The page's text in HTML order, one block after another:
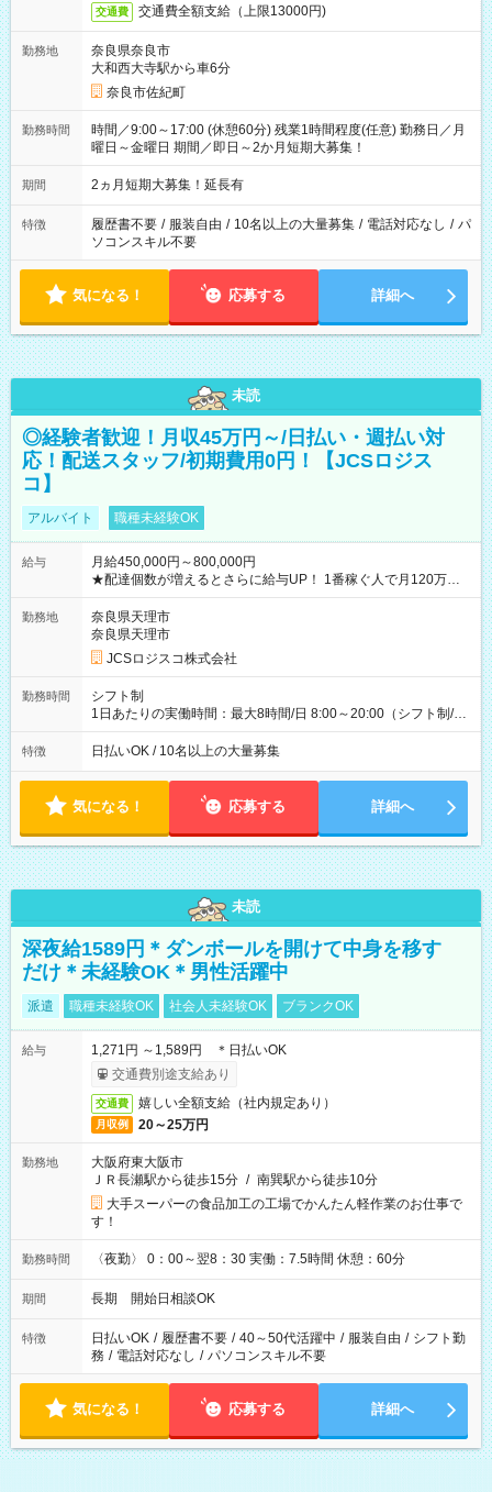
交通費 交通費全額支給（上限13000円)
勤務地
奈良県奈良市
大和西大寺駅から車6分
奈良市佐紀町
勤務時間
時間／9:00～17:00 (休憩60分) 残業1時間程度(任意) 勤務日／月
曜日～金曜日 期間／即日～2か月短期大募集！
期間 2ヵ月短期大募集！延長有
特徴 履歴書不要 / 服装自由 / 10名以上の大量募集 / 電話対応なし / パ
ソコンスキル不要
気になる！ 応募する 詳細へ
未読
◎経験者歓迎！月収45万円～/日払い・週払い対
応！配送スタッフ/初期費用0円！【JCSロジス
コ】
アルバイト 職種未経験OK
給与
月給450,000円～800,000円
★配達個数が増えるとさらに給与UP！ 1番稼ぐ人で月120万ほ
ど！ ・主要都市エリア 月収55万円／週5日稼働 月収65万~112
万円／週6日稼働 ・地方郊外エリア 月収40万円／週5日稼働 月
収40万円~50万円／週6日稼働 ＜モデルイメージ＞ ■月収50万
円 (27歳男性/江東区在住)※元建築関係 1日150個配達×25日勤務
(日休み) ■月収80万円(43歳男性/墨田区在住)※元営業 1日200個
勤務地
奈良県天理市
奈良県天理市
JCSロジスコ株式会社
勤務時間
シフト制
1日あたりの実働時間：最大8時間/日 8:00～20:00（シフト制/実
働8時間） ※週5日勤務（場所次第では週4も有り） ※配達状況
によって時間外での勤務可能性有り ※案件により多少の前後あ
特徴 日払いOK / 10名以上の大量募集
気になる！ 応募する 詳細へ
未読
深夜給1589円＊ダンボールを開けて中身を移す
だけ＊未経験OK＊男性活躍中
派遣 職種未経験OK 社会人未経験OK ブランクOK
給与
1,271円 ～1,589円 ＊日払いOK
交通費別途支給あり
交通費 嬉しい全額支給（社内規定あり）
月収例 20～25万円
勤務地
大阪府東大阪市
ＪＲ長瀬駅から徒歩15分 / 南巽駅から徒歩10分
大手スーパーの食品加工の工場でかんたん軽作業のお仕事で
す！
勤務時間 〈夜勤〉 0：00～翌8：30 実働：7.5時間 休憩：60分
期間 長期 開始日相談OK
特徴 日払いOK / 履歴書不要 / 40～50代活躍中 / 服装自由 / シフト勤
務 / 電話対応なし / パソコンスキル不要
気になる！ 応募する 詳細へ